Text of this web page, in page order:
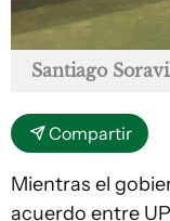
Santiago
Compartir
Mientras el
acuerdo entre